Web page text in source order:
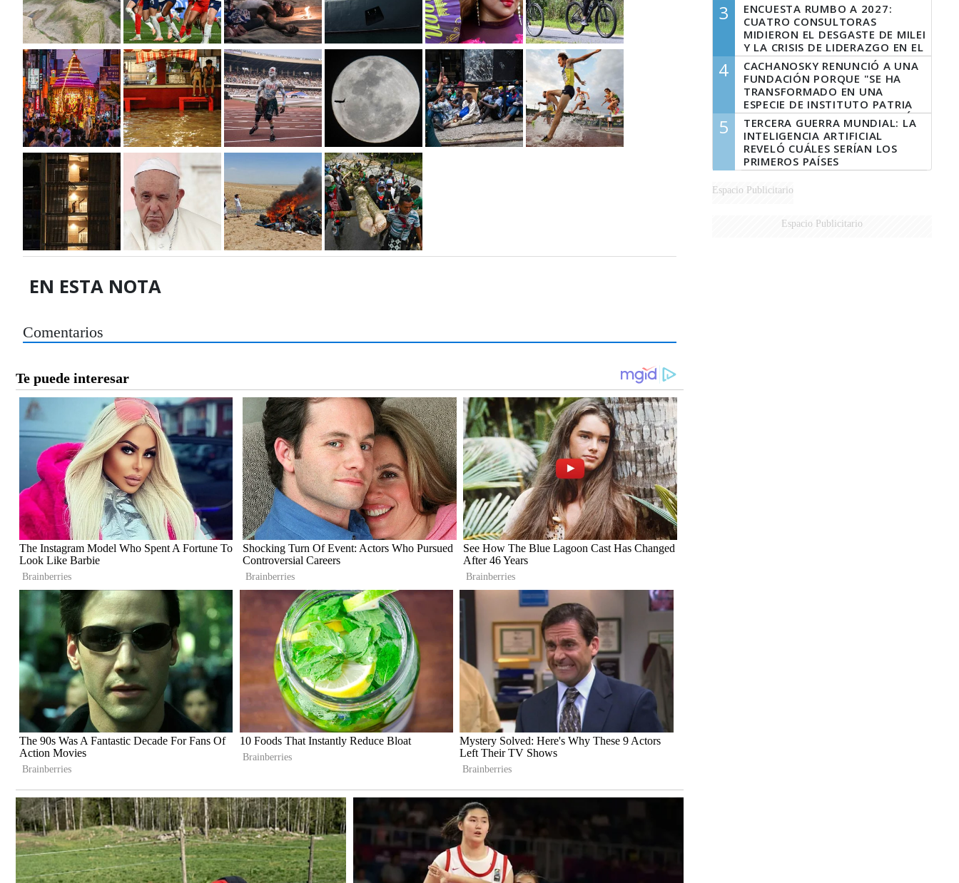
EN ESTA NOTA
Comentarios
3
ENCUESTA RUMBO A 2027:
CUATRO CONSULTORAS
MIDIERON EL DESGASTE DE MILEI
Y LA CRISIS DE LIDERAZGO EN EL
PERONISMO
4
CACHANOSKY RENUNCIÓ A UNA
FUNDACIÓN PORQUE "SE HA
TRANSFORMADO EN UNA
ESPECIE DE INSTITUTO PATRIA
INCONDICIONAL DE LA GESTIÓN
DE MILEI"
5
TERCERA GUERRA MUNDIAL: LA
INTELIGENCIA ARTIFICIAL
REVELÓ CUÁLES SERÍAN LOS
PRIMEROS PAÍSES
LATINOAMERICANOS EN SER
DERROTADOS
Espacio Publicitario
Espacio Publicitario